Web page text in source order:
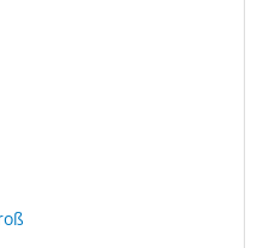
Aviator